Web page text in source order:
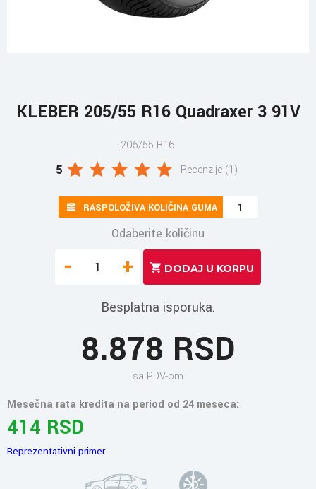
KLEBER 205/55 R16 Quadraxer 3 91V
205/55 R16
5 Recenzije (1)
RASPOLOŽIVA KOLIČINA GUMA 1
Odaberite količinu
- +
Besplatna isporuka.
8.878 RSD
sa PDV-om
Mesečna rata kredita na period od 24 meseca:
414 RSD
Reprezentativni primer